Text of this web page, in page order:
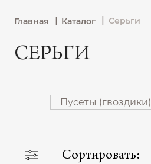
Главная | Каталог Серьги
СЕРЬГИ
Пусеты (гвоздики)
Сортировать: